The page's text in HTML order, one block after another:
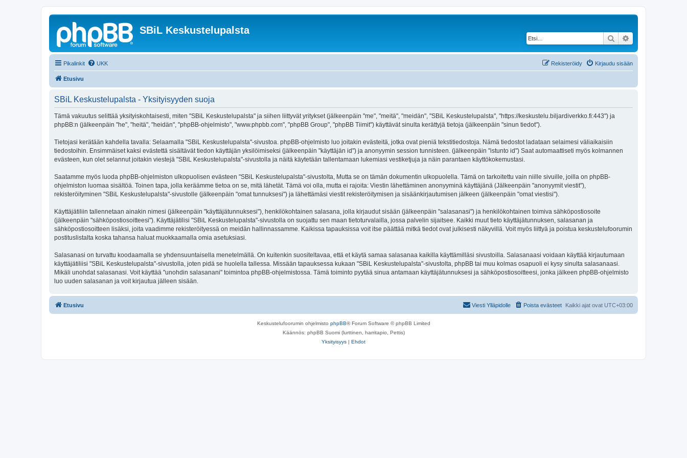
SBiL Keskustelupalsta
Etsi
Pikalinkit UKK Kirjaudu sisään
Rekisteröidy
Etusivu
SBiL Keskustelupalsta - Yksityisyyden suoja
Tämä vakuutus selittää yksityiskohtaisesti, miten "SBiL Keskustelupalsta" ja siihen liittyvät yritykset (jälkeenpäin "me", "meitä", "meidän", "SBiL Keskustelupalsta", "https://keskustelu.biljardiverkko.fi:443") ja
phpBB:n (jälkeenpäin "he", "heitä", "heidän", "phpBB-ohjelmisto", "www.phpbb.com", "phpBB Group", "phpBB Tiimit") käyttävät sinulta kerättyjä tietoja (jälkeenpäin "sinun tiedot").
Tietojasi kerätään kahdella tavalla: Selaamalla "SBiL Keskustelupalsta"-sivustoa. phpBB-ohjelmisto luo joitakin evästeitä, jotka ovat pieniä tekstitiedostoja. Nämä tiedostot ladataan selaimesi väliaikaisiin
tiedostoihin. Ensimmäiset kaksi evästettä sisältävät tiedon käyttäjän yksilöimiseksi (jälkeenpäin "käyttäjän id") ja anonyymin session tunnisteen. (jälkeenpäin "istunto id") Saat automaattiseti myös kolmannen
evästeen, kun olet selannut joitakin viestejä "SBiL Keskustelupalsta"-sivustolla ja näitä käytetään tallentamaan lukemiasi vestiketjuja ja näin parantaen käyttökokemustasi.
Saatamme myös luoda phpBB-ohjelmiston ulkopuolisen evästeen "SBiL Keskustelupalsta"-sivustolta, Mutta se on tämän dokumentin ulkopuolella. Tämä on tarkoitettu vain niille sivuille, joilla on phpBB-
ohjelmiston luomaa sisältöä. Toinen tapa, jolla keräämme tietoa on se, mitä lähetät. Tämä voi olla, mutta ei rajoita: Viestin lähettäminen anonyyminä käyttäjänä (Jälkeenpäin "anonyymit viestit"),
rekisteröityminen "SBiL Keskustelupalsta"-sivustolle (jälkeenpäin "omat tunnuksesi") ja lähettämäsi viestit rekisteröitymisen ja sisäänkirjautumisen jälkeen (jälkeenpäin "omat viestisi").
Käyttäjätiliin tallennetaan ainakin nimesi (jälkeenpäin "käyttäjätunnuksesi"), henkilökohtainen salasana, jolla kirjaudut sisään (jälkeenpäin "salasanasi") ja henkilökohtainen toimiva sähköpostiosoite
(jälkeenpäin "sähköpostiosoitteesi"). Käyttäjätilisi "SBiL Keskustelupalsta"-sivustolla on suojattu sen maan tietoturvalailla, jossa palvelin sijaitsee. Kaikki muut tieto käyttäjätunnuksen, salasanan ja
sähköpostiosoitteen lisäksi, joita vaadimme rekisteröityessä on meidän hallinnassamme. Kaikissa tapauksissa voit itse päättää mitkä tiedot ovat julkisesti näkyvillä. Voit myös liittyä ja poistua keskustelufoorumin
postituslistalta koska tahansa haluat muokkaamalla omia asetuksiasi.
Salasanasi on turvattu koodaamalla se yhdensuuntaisella menetelmällä. On kuitenkin suositeltavaa, että et käytä samaa salasanaa kaikilla käyttämilläsi sivustoilla. Salasanaasi voidaan käyttää kirjautumaan
käyttäjätiliisi "SBiL Keskustelupalsta"-sivustolla, joten pidä se huolella tallessa. Missään tapauksessa kukaan "SBiL Keskustelupalsta"-sivustolta, phpBB tai muu kolmas osapuoli ei kysy sinulta salasanaasi.
Mikäli unohdat salasanasi. Voit käyttää "unohdin salasanani" toimintoa phpBB-ohjelmistossa. Tämä toiminto pyytää sinua antamaan käyttäjätunnuksesi ja sähköpostiosoitteesi, jonka jälkeen phpBB-ohjelmisto
luo uuden salasanan ja voit kirjautua jälleen sisään.
Etusivu Kaikki ajat ovat UTC+03:00
Poista evästeet
Viesti Ylläpidolle
Keskustelufoorumin ohjelmisto phpBB® Forum Software © phpBB Limited
Käännös: phpBB Suomi (lurttinen, harritapio, Pettis)
Yksityisyys | Ehdot